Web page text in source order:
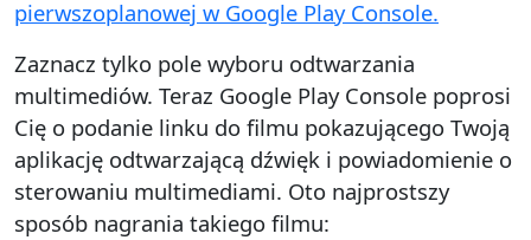
pierwszoplanowej w Google Play Console.
Zaznacz tylko pole wyboru odtwarzania
multimediów. Teraz Google Play Console poprosi
Cię o podanie linku do filmu pokazującego Twoją
aplikację odtwarzającą dźwięk i powiadomienie o
sterowaniu multimediami. Oto najprostszy
sposób nagrania takiego filmu: